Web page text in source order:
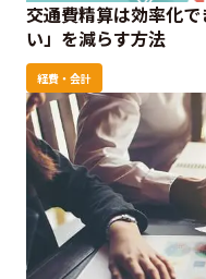
交通費精算は効率化
い」を減らす方法
経費・会計